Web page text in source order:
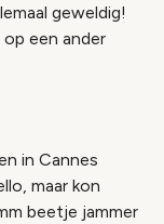
geweldig!
een ander
in Cannes
maar kon
beetje jammer